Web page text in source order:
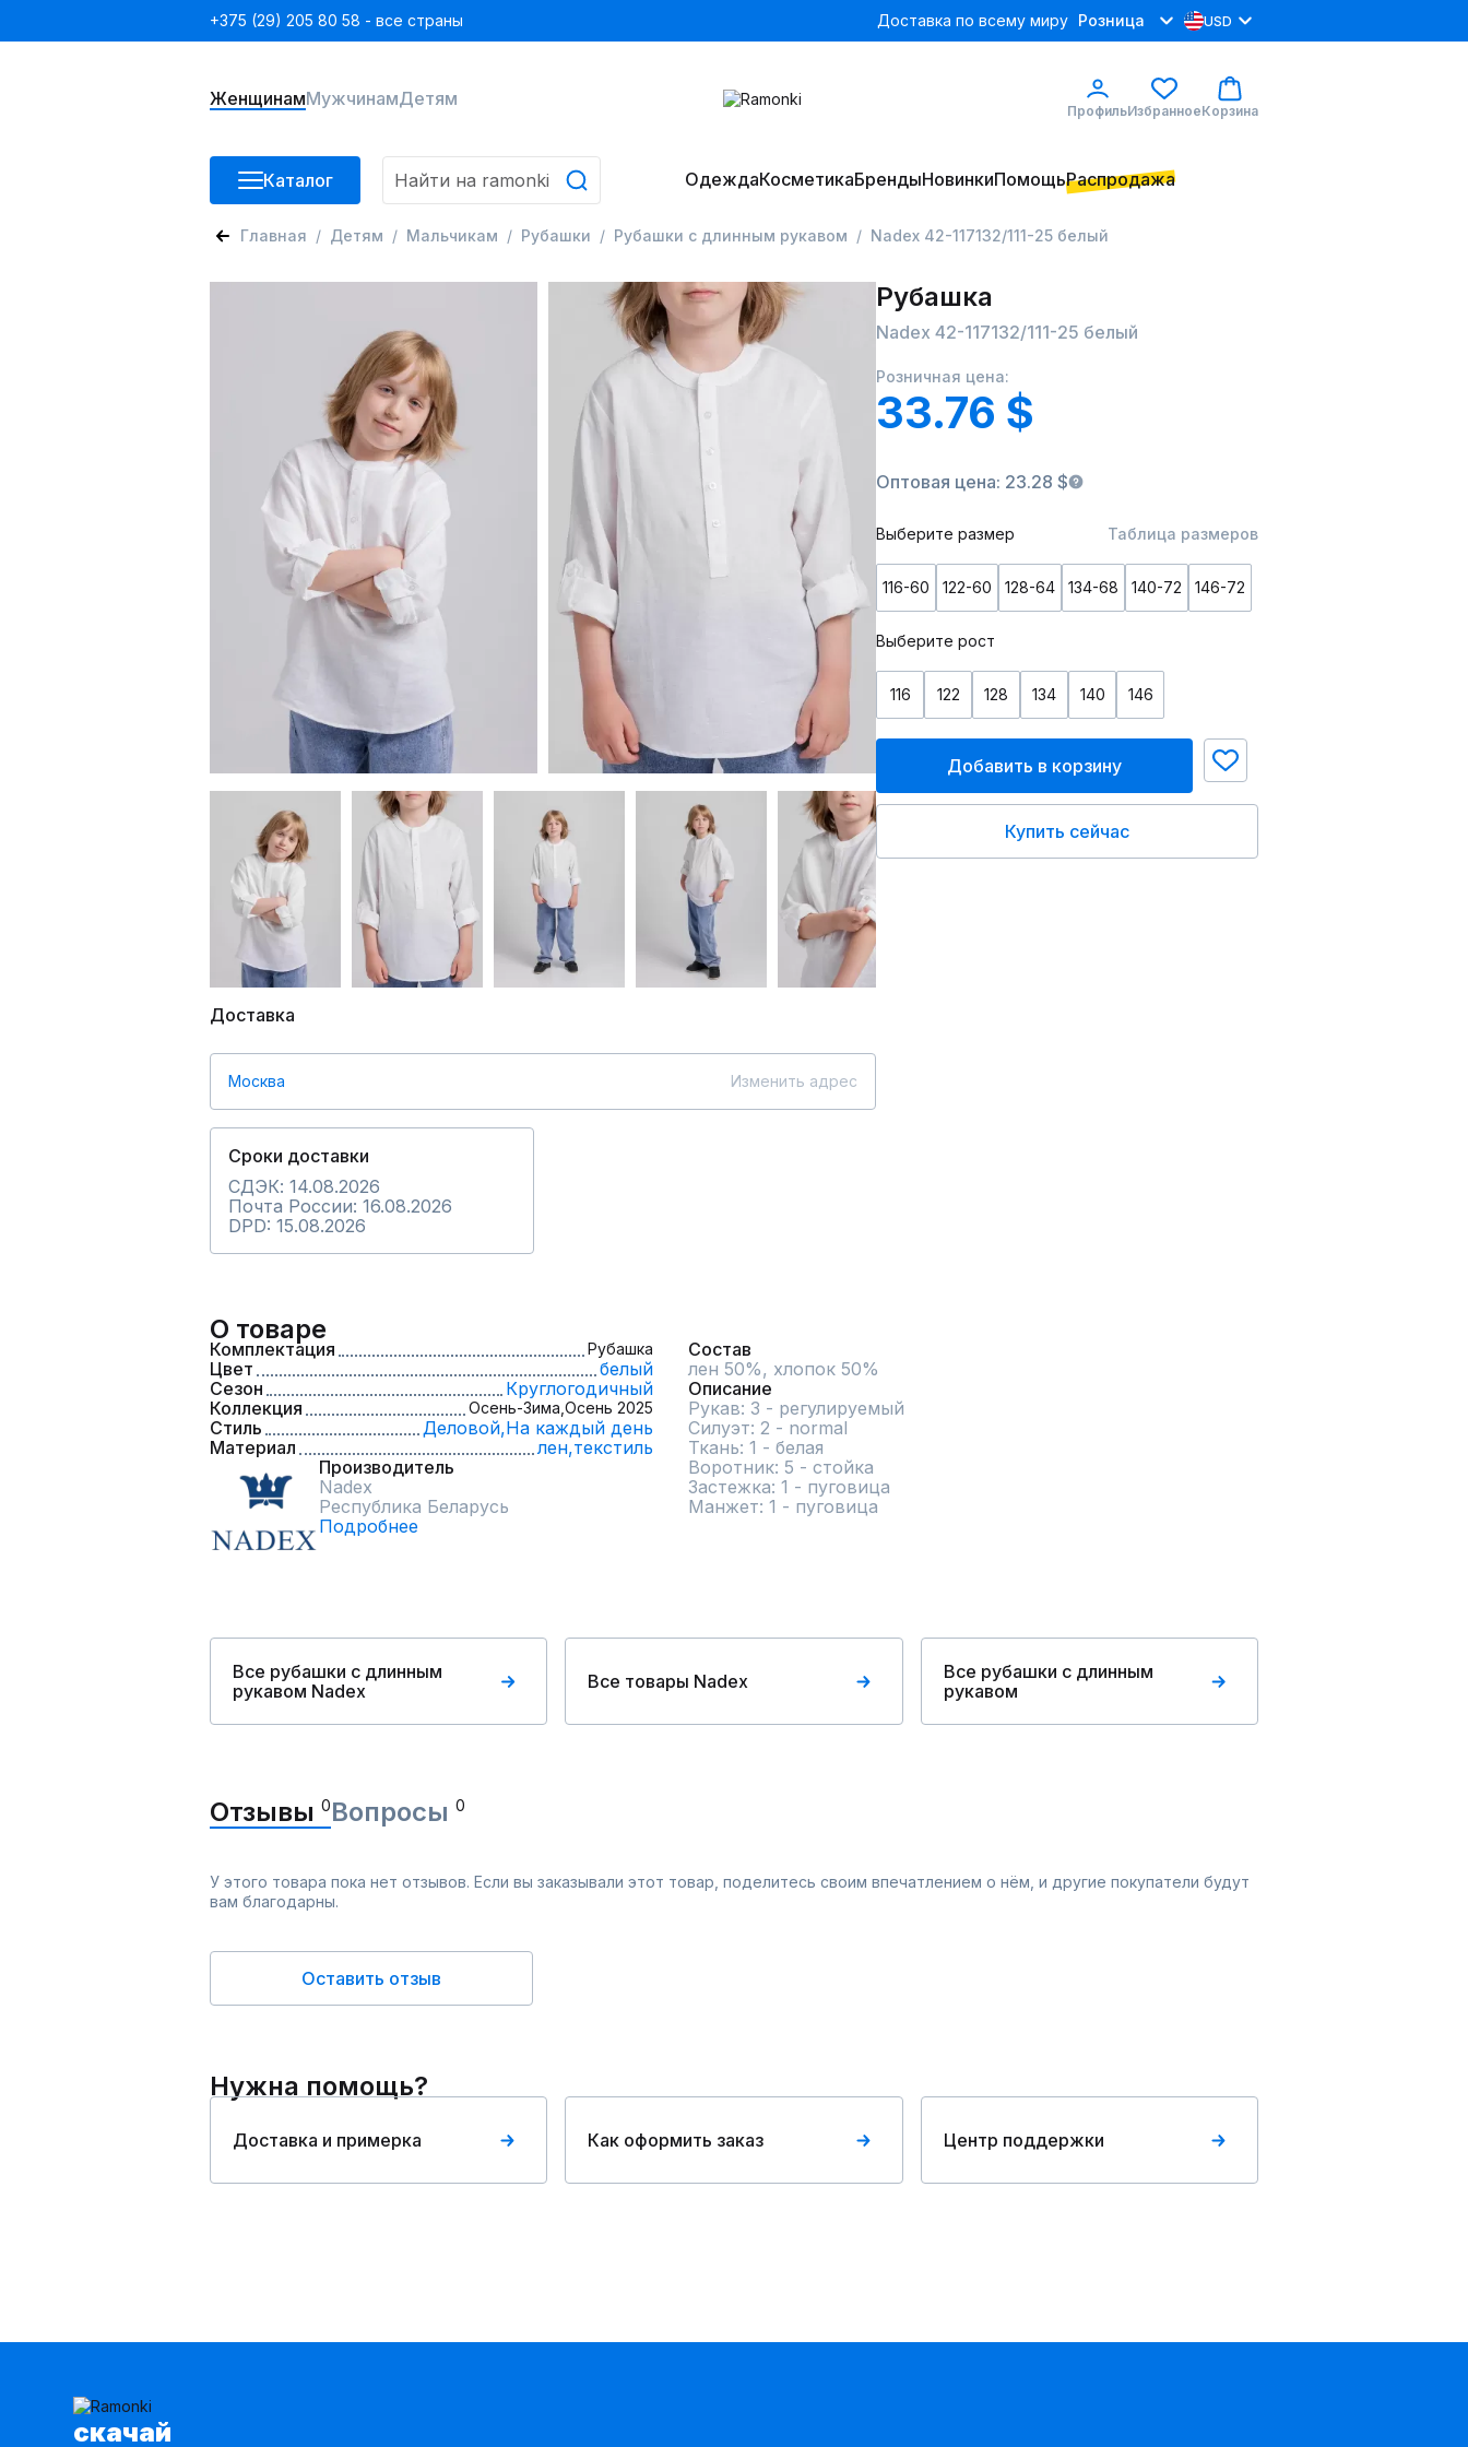
+375 (29) 205 80 58 - все страны Доставка по всему миру Розница USD
ЖенщинамМужчинамДетям
ПрофильИзбранноеКорзина
Каталог ОдеждаКосметикаБрендыНовинкиПомощьРаспродажа
Главная Детям Мальчикам Рубашки Рубашки с длинным рукавом Nadex 42-117132/111-25 белый
Доставка
Москва Изменить адрес
Сроки доставки
СДЭК: 14.08.2026
Почта России: 16.08.2026
DPD: 15.08.2026
Рубашка
Nadex 42-117132/111-25 белый
Розничная цена:
33.76 $
Оптовая цена: 23.28 $
Выберите размер Таблица размеров
116-60 122-60 128-64 134-68 140-72 146-72
Выберите рост
116 122 128 134 140 146
Добавить в корзину
Купить сейчас
О товаре
Комплектация Рубашка
Цвет
белый
Сезон
Круглогодичный
Коллекция
Осень-Зима, Осень 2025
Стиль Деловой,На каждый день
Материал
лен,текстиль
Производитель
Nadex
Республика Беларусь
Подробнее
Состав
лен 50%, хлопок 50%
Описание
Рукав: 3 - регулируемый
Силуэт: 2 - normal
Ткань: 1 - белая
Воротник: 5 - стойка
Застежка: 1 - пуговица
Манжет: 1 - пуговица
Все рубашки с длинным
рукавом Nadex
Все товары Nadex
Все рубашки с длинным
рукавом
Отзывы 0Вопросы 0
У этого товара пока нет отзывов. Если вы заказывали этот товар, поделитесь своим впечатлением о нём, и другие покупатели будут
вам благодарны.
Оставить отзыв
Нужна помощь?
Доставка и примерка Как оформить заказ Центр поддержки
cкачай